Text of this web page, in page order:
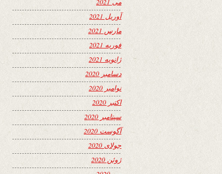
آوریل 2021
مارس 2021
فوریه 2021
ژانویه 2021
دسامبر 2020
نوامبر 2020
اکتبر 2020
سپتامبر 2020
آگوست 2020
جولای 2020
ژوئن 2020